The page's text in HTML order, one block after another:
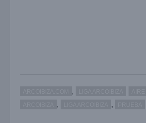
,
, ,